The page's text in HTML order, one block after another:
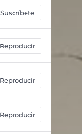
Suscríbete
Reproducir
Reproducir
Reproducir